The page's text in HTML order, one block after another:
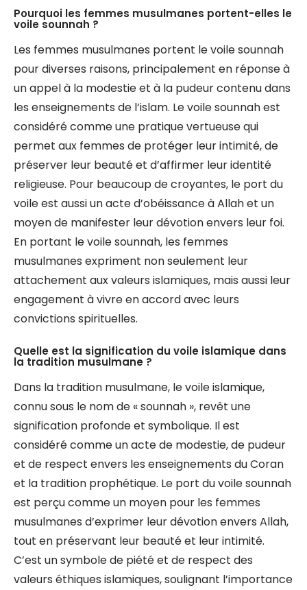
Pourquoi les femmes musulmanes portent-elles le
voile sounnah ?
Les femmes musulmanes portent le voile sounnah
pour diverses raisons, principalement en réponse à
un appel à la modestie et à la pudeur contenu dans
les enseignements de l’islam. Le voile sounnah est
considéré comme une pratique vertueuse qui
permet aux femmes de protéger leur intimité, de
préserver leur beauté et d’affirmer leur identité
religieuse. Pour beaucoup de croyantes, le port du
voile est aussi un acte d’obéissance à Allah et un
moyen de manifester leur dévotion envers leur foi.
En portant le voile sounnah, les femmes
musulmanes expriment non seulement leur
attachement aux valeurs islamiques, mais aussi leur
engagement à vivre en accord avec leurs
convictions spirituelles.
Quelle est la signification du voile islamique dans
la tradition musulmane ?
Dans la tradition musulmane, le voile islamique,
connu sous le nom de « sounnah », revêt une
signification profonde et symbolique. Il est
considéré comme un acte de modestie, de pudeur
et de respect envers les enseignements du Coran
et la tradition prophétique. Le port du voile sounnah
est perçu comme un moyen pour les femmes
musulmanes d’exprimer leur dévotion envers Allah,
tout en préservant leur beauté et leur intimité.
C’est un symbole de piété et de respect des
valeurs éthiques islamiques, soulignant l’importance